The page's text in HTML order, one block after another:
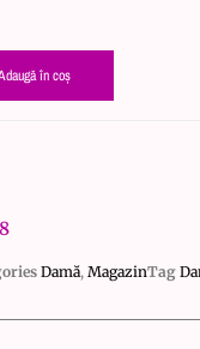
în coș
Damă, MagazinTag